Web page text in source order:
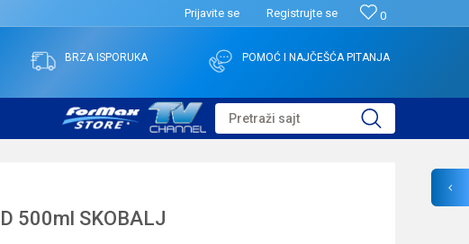
0
Prijavite se Registrujte se
BRZA ISPORUKA POMOĆ I NAJČEŠĆA PITANJA
Pretraži sajt
500ml SKOBALJ